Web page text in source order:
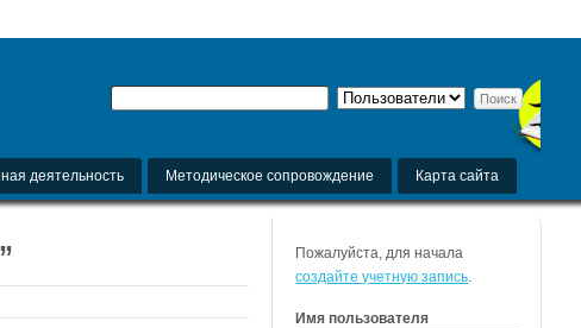
деятельность Методическое сопровождение Карта сайта
Пожалуйста, для начала
создайте учетную запись.
Имя пользователя